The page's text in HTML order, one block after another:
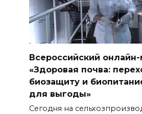
Всероссийский
«Здоровая почва:
биозащиту и
для выгоды»
Сегодня на